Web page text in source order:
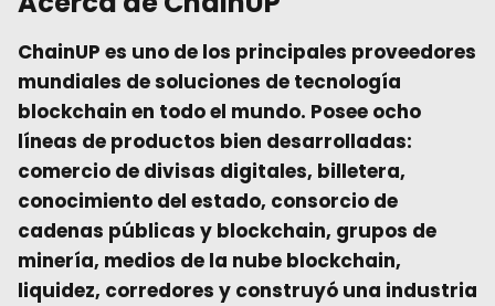
ChainUP es uno de los principales proveedores
mundiales de soluciones de tecnología
blockchain en todo el mundo. Posee ocho
líneas de productos bien desarrolladas:
comercio de divisas digitales, billetera,
conocimiento del estado, consorcio de
cadenas públicas y blockchain, grupos de
minería, medios de la nube blockchain,
liquidez, corredores y construyó una industria